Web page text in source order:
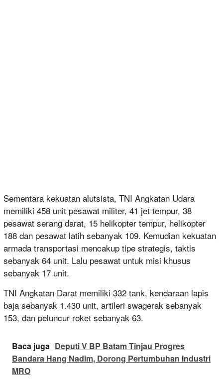
Sementara kekuatan alutsista, TNI Angkatan Udara
memiliki 458 unit pesawat militer, 41 jet tempur, 38
pesawat serang darat, 15 helikopter tempur, helikopter
188 dan pesawat latih sebanyak 109. Kemudian kekuatan
armada transportasi mencakup tipe strategis, taktis
sebanyak 64 unit. Lalu pesawat untuk misi khusus
sebanyak 17 unit.
TNI Angkatan Darat memiliki 332 tank, kendaraan lapis
baja sebanyak 1.430 unit, artileri swagerak sebanyak
153, dan peluncur roket sebanyak 63.
Baca juga Deputi V BP Batam Tinjau Progres
Bandara Hang Nadim, Dorong Pertumbuhan Industri
MRO